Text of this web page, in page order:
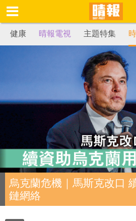
健康 晴報電視 主題特集
烏克蘭危機｜馬斯克改口
鏈網絡